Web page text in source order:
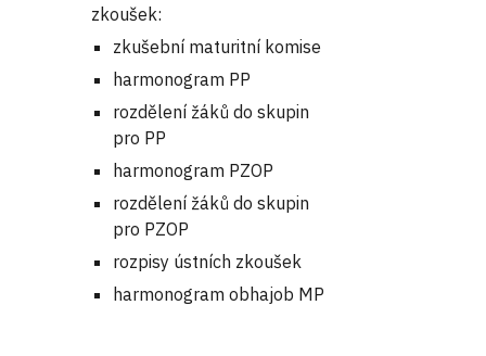
zkoušek:
zkušební maturitní komise
harmonogram PP
rozdělení žáků do skupin
pro PP
harmonogram PZOP
rozdělení žáků do skupin
pro PZOP
rozpisy ústních zkoušek
harmonogram obhajob MP